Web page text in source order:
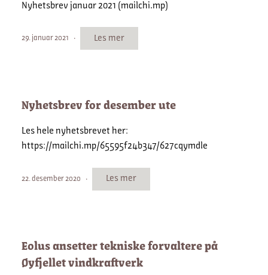
Nyhetsbrev januar 2021 (mailchi.mp)
29. januar 2021 Les mer
Nyhetsbrev for desember ute
Les hele nyhetsbrevet her:
https://mailchi.mp/65595f24b347/627cqymdle
22. desember 2020 Les mer
Eolus ansetter tekniske forvaltere på
Øyfjellet vindkraftverk